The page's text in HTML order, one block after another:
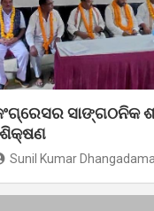
ସାଙ୍ଗଠନିକ
Sunil Kumar